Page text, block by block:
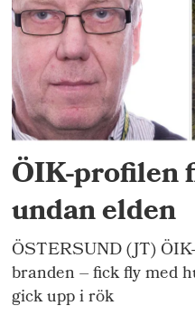
ÖIK-profilen
undan elden
ÖSTERSUND (JT)
branden – fick fly med
gick upp i rök